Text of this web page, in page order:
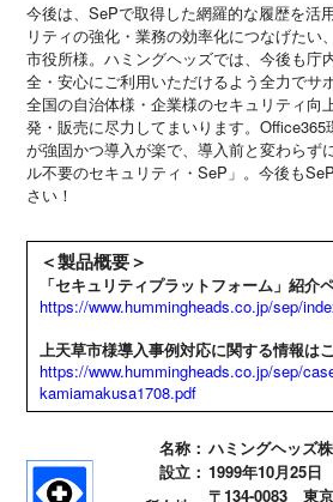
今後は、SePで取得した網羅的な履歴を活
リティの強化・業務の効率化につなげたい
市役所様。ハミングヘッズでは、今後も庁
全・安心にご利用いただけるよう全力でサ
全国の自治体様・企業様のセキュリティ向
発・販売に尽力してまいります。Office365
が強固かつ導入が楽で、導入前と変わらず
ル不要のセキュリティ・SeP」。今後も
さい！
＜製品概要＞
「セキュリティプラットフォーム」紹介
https://www.hummingheads.co.jp/sep/
上天草市様導入事例対応に関する情報は
https://www.hummingheads.co.jp/sep/
kamiamakusa1708.pdf
名称： ハミングヘッズ
設立： 1999年10月25日
〒134-0083 東